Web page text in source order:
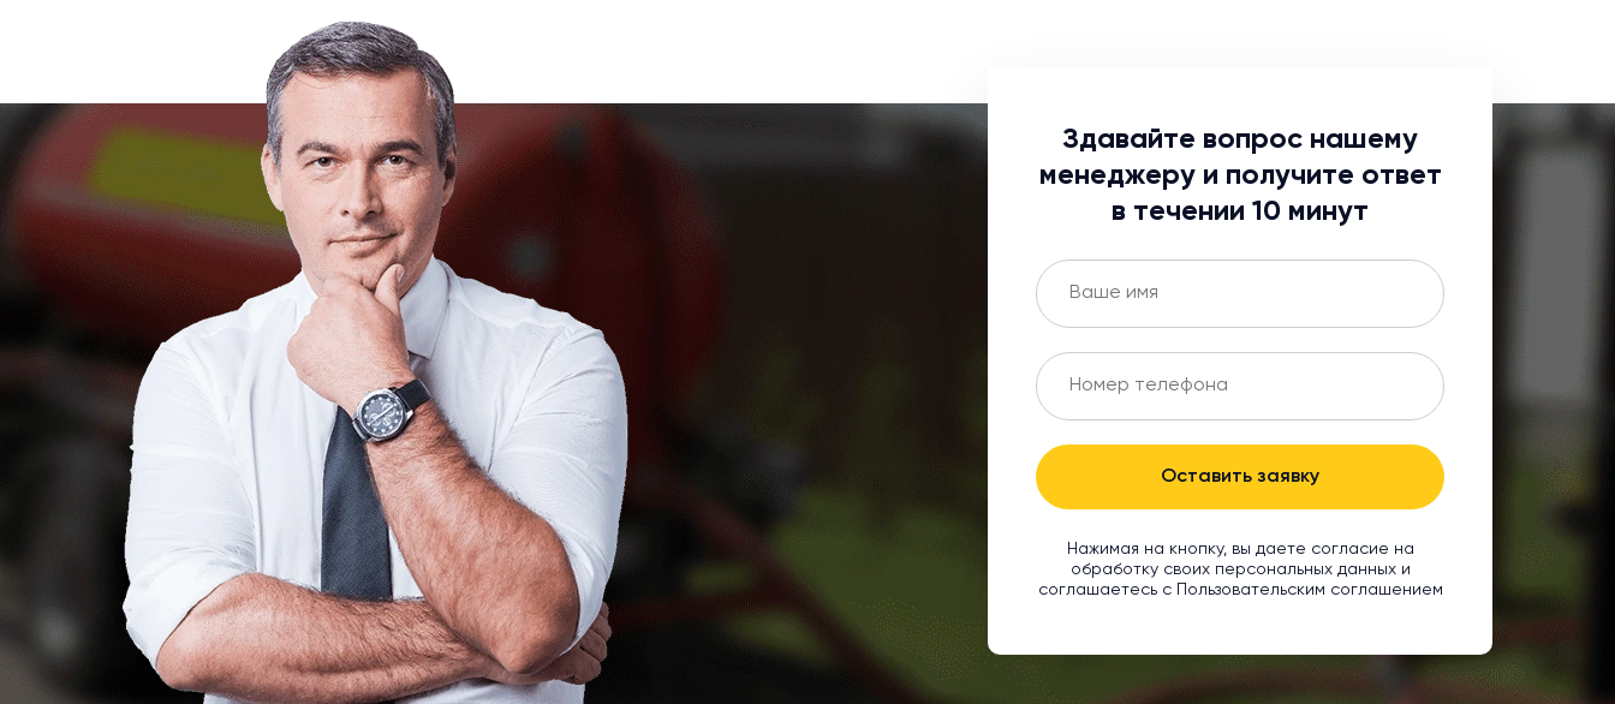
Здавайте вопрос нашему
менеджеру и получите ответ
в течении 10 минут
Оставить заявку
Нажимая на кнопку, вы даете согласие на
обработку своих персональных данных и
соглашаетесь с Пользовательским соглашением